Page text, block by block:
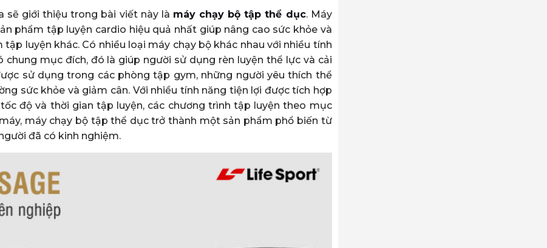
sẽ giới thiệu trong bài viết này là máy chạy bộ tập thể dục. Máy
phẩm tập luyện cardio hiệu quả nhất giúp nâng cao sức khỏe và
luyện khác. Có nhiều loại máy chạy bộ khác nhau với nhiều tính
mục đích, đó là giúp người sử dụng rèn luyện thể lực và cải
sử dụng trong các phòng tập gym, những người yêu thích thể
sức khỏe và giảm cân. Với nhiều tính năng tiện lợi được tích hợp
độ và thời gian tập luyện, các chương trình tập luyện theo mục
máy chạy bộ tập thể dục trở thành một sản phẩm phổ biến từ
đã có kinh nghiệm.